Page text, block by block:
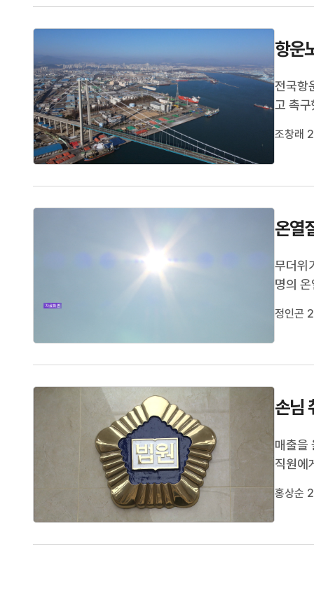
항운
전국항
고 촉
결될
조창래
온열
무더위
명의
열질환
정인곤
손님
매출을
직원에
벌금
홍상순